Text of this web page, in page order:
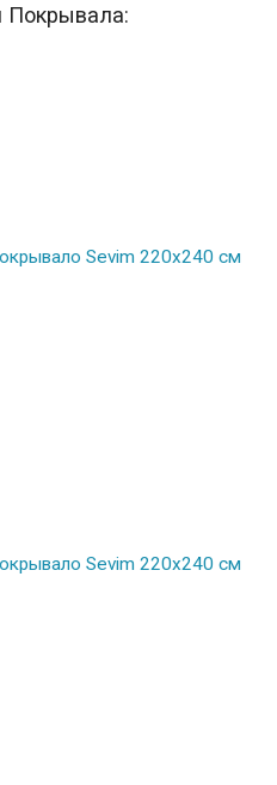
Покрывала:
Sevim 220x240 см
Sevim 220x240 см